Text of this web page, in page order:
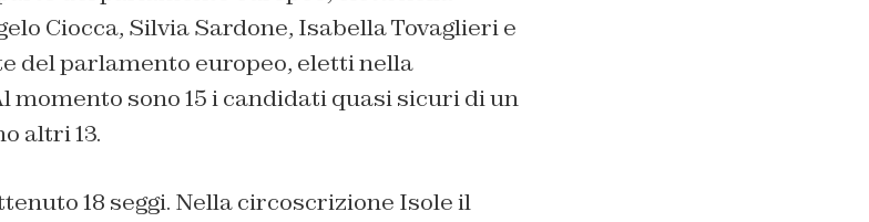
Ciocca, Silvia Sardone, Isabella Tovaglieri e
del parlamento europeo, eletti nella
momento sono 15 i candidati quasi sicuri di un
altri 13.
18 seggi. Nella circoscrizione Isole il